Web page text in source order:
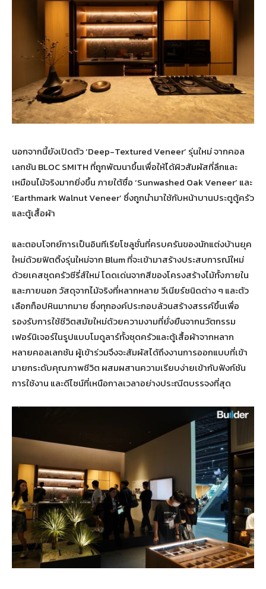
นอกจากนี้ยังเปิดตัว ‘Deep-Textured Veneer’ รุ่นใหม่ จากคอล
เลกชัน BLOC SMITH ที่ถูกพัฒนาขึ้นเพื่อให้ได้ผิวสัมผัสที่ลึกและ
เหมือนไม้จริงมากยิ่งขึ้น ภายใต้ชื่อ ‘Sunwashed Oak Veneer’ และ
‘Earthmark Walnut Veneer’ ซึ่งถูกนำมาใช้กับหน้าบานประตูตู้ครัว
และตู้เสื้อผ้า
และตอบโจทย์การเป็นอินทีเรียโซลูชั่นที่ครบครันของนักแต่งบ้านยุค
ใหม่ด้วยฟิตติ้งรุ่นใหม่จาก Blum ที่จะเข้ามาสร้างประสบการณ์ใหม่
ด้วยเคสชุดครัวซีรี่ส์ใหม่ โดดเด่นจากสีของโครงสร้างไม้ทั้งภายใน
และภายนอก วัสดุจากไม้จริงที่หลากหลาย วีเนียร์ชนิดต่าง ๆ และตัว
เลือกท็อปหินมากมาย ซึ่งทุกองค์ประกอบล้วนสร้างสรรค์ขึ้นเพื่อ
รองรับการใช้ชีวิตสมัยใหม่ด้วยความงามที่ยั่งยืนจากนวัตกรรม
เฟอร์นิเจอร์ในรูปแบบโมดูลาร์ทั้งชุดครัวและตู้เสื้อผ้าจากหลาก
หลายคอลเลกชัน ผู้เข้าร่วมจึงจะสัมผัสได้ถึงงานการออกแบบที่เข้า
มายกระดับคุณภาพชีวิต ผสมผสานความเรียบง่ายเข้ากับฟังก์ชัน
การใช้งาน และดีไซน์ที่เหนือกาลเวลาอย่างประณีตบรรจงที่สุด